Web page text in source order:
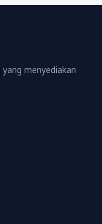
menyediakan